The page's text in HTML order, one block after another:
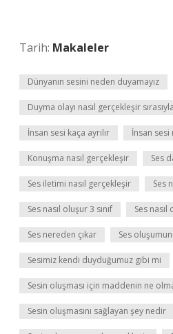
Tarih: Makaleler
Dünyanın sesini neden duyamayız
Duyma olayı nasıl gerçekleşir sırasıyla
İnsan sesi kaça ayrılır İnsan
Konuşma nasıl gerçekleşir Ses
Ses iletimi nasıl gerçekleşir Ses
Ses nasıl oluşur 3 sınıf Ses
Ses nereden çıkar Ses
Sesimiz kendi duyduğumuz gibi mi
Sesin oluşması için maddenin ne
Sesin oluşmasını sağlayan şey nedir